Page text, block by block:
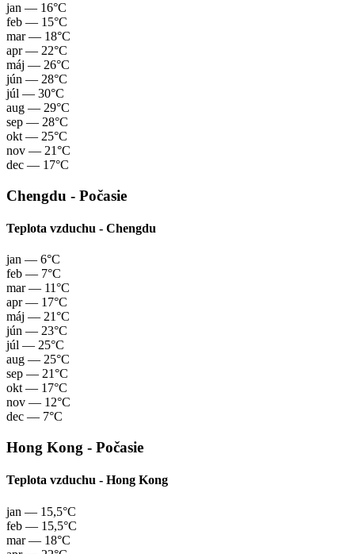
jan — 16°C
feb — 15°C
mar— 18°C
apr— 22°C
máj — 26°C
jún — 28°C
júl — 30°C
aug — 29°C
sep — 28°C
okt — 25°C
nov — 21°C
dec — 17°C
Chengdu - Počasie
Teplota vzduchu - Chengdu
jan — 6°C
feb — 7°C
mar— 11°C
apr— 17°C
máj — 21°C
jún — 23°C
júl — 25°C
aug — 25°C
sep — 21°C
okt— 17°C
nov — 12°C
dec — 7°C
Hong Kong - Počasie
Teplota vzduchu - Hong Kong
jan — 15,5°C
feb — 15,5°C
mar— 18°C